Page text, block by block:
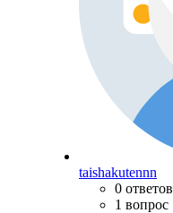
taishakutennn
0 ответов
1 вопрос